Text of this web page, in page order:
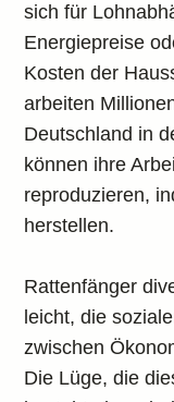
sich für
Energiepreise
Kosten der
arbeiten
Deutschland in
können ihre
reproduzieren,
herstellen.
Rattenfänger
leicht, die
zwischen
Die Lüge, die